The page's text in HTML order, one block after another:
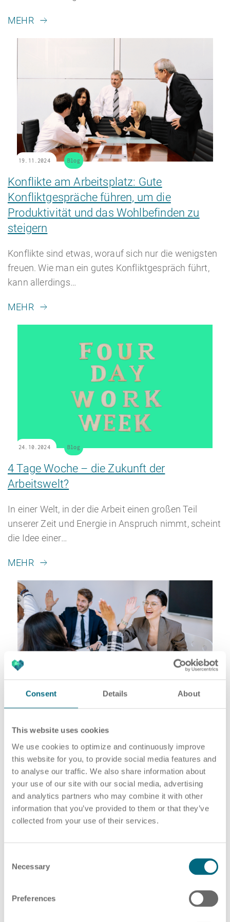
Consent Details About
This website uses cookies
We use cookies to optimize and continuously improve
this website for you, to provide social media features and
to analyse our traffic. We also share information about
your use of our site with our social media, advertising
and analytics partners who may combine it with other
information that you’ve provided to them or that they’ve
collected from your use of their services.
Necessary
Preferences
MEHR
19.11.2024 Blog
Konflikte am Arbeitsplatz: Gute
Konfliktgespräche führen, um die
Produktivität und das Wohlbefinden zu
steigern
Konflikte sind etwas, worauf sich nur die wenigsten
freuen. Wie man ein gutes Konfliktgespräch führt,
kann allerdings…
MEHR
24.10.2024 Blog
4 Tage Woche – die Zukunft der
Arbeitswelt?
In einer Welt, in der die Arbeit einen großen Teil
unserer Zeit und Energie in Anspruch nimmt, scheint
die Idee einer…
MEHR
Employee Experience: Wie Sie das Beste
gleichzeitig die Mitarbeiterbindung
verstärken
In den letzten Jahren hat sich das Konzept der
Employee Experience zu einem wichtigen Thema in
der Geschäftswelt…